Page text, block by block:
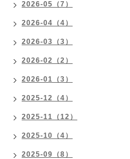
2026-05（7）
2026-04（4）
2026-03（3）
2026-02（2）
2026-01（3）
2025-12（4）
2025-11（12）
2025-10（4）
2025-09（8）